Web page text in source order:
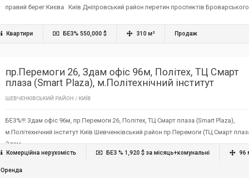
правий берег Києва Київ Дніпровський район перетин проспектів
Квартири БЕЗ% 550,000 $ 310 м² Продаж
пр.Перемоги 26, Здам офіс 96м, Політех, ТЦ Смарт
плаза (Smart Plaza), м.Політехнічний інститут
ШЕВЧЕНКІВСЬКИЙ РАЙОН / КИЇВ
БЕЗ%!!! Здам офіс 96м, пр.Перемоги 26, Політех, ТЦ Смарт плаза (Smart Plaza),
м.Політехнічний інститут Київ Шевченківський район пр.Перемоги (ТЦ Смарт
Здам…
Комерційна нерухомість БЕЗ % 1,920 $ за місяць+комунальні 96
Оренда